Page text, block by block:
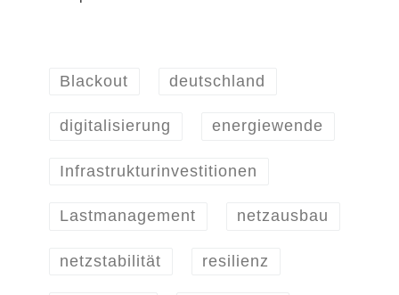
Blackout deutschland
digitalisierung energiewende
Infrastrukturinvestitionen
Lastmanagement netzausbau
netzstabilität resilienz